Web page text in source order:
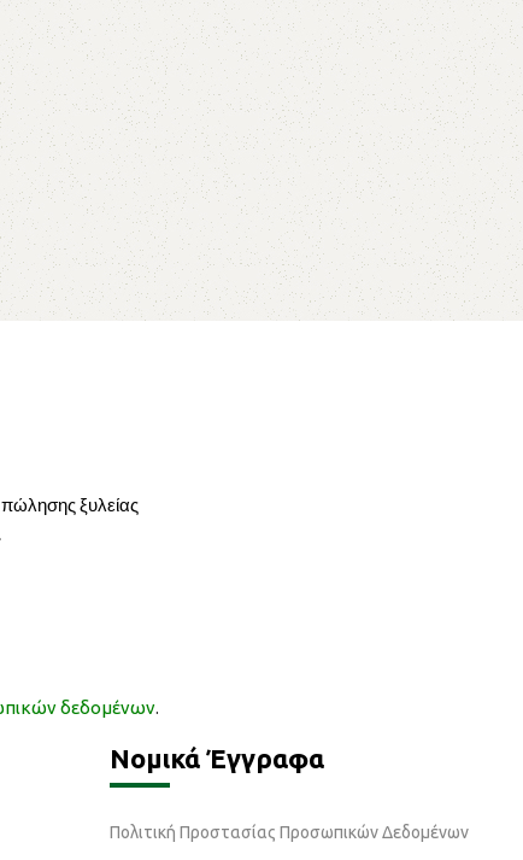
ξυλείας
δεδομένων.
Νομικά Έγγραφα
Πολιτική Προστασίας Προσωπικών Δεδομένων